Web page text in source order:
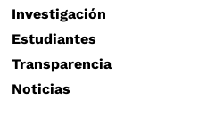
Investigación
Estudiantes
Transparencia
Noticias